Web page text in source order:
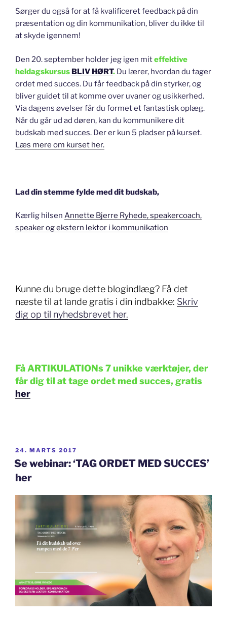
Sørger du også for at få kvalificeret feedback på din
præsentation og din kommunikation, bliver du ikke til
at skyde igennem!
Den 20. september holder jeg igen miteffektive
heldagskursus BLIV HØRT. Du lærer, hvordan du tager
ordet med succes. Du får feedback på din styrker, og
bliver guidet til at komme over uvaner og usikkerhed.
Via dagens øvelser får du formet et fantastisk oplæg.
Når du går ud ad døren, kan du kommunikere dit
budskab med succes. Der er kun 5 pladser på kurset.
Læs mere om kurset her.
Lad din stemme fylde med dit budskab,
Kærlig hilsen Annette Bjerre Ryhede, speakercoach,
speaker og ekstern lektor i kommunikation
Kunne du bruge dette blogindlæg? Få det
næste til at lande gratis i din indbakke: Skriv
dig op til nyhedsbrevet her.
Få ARTIKULATIONs 7 unikke værktøjer, der
får dig til at tage ordet med succes, gratis
her
UDGIVET
DEN
24. MARTS 2017
Se webinar: ‘TAG ORDET MED SUCCES’
her